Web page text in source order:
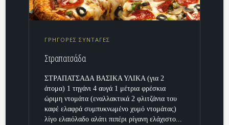
ΓΡΗΓΟΡΕΣ ΣΥΝΤΑΓΕΣ
Στραπατσάδα
ΣΤΡΑΠΑΤΣΑΔΑ ΒΑΣΙΚΑ ΥΛΙΚΑ (για 2
άτομα) 1 τηγάνι 4 αυγά 1 μέτρια φρέσκια
ώριμη ντομάτα (εναλλακτικά 2 φλιτζάνια του
καφέ ελαφρά συμπυκνωμένο χυμό ντομάτας)
λίγο ελαιόλαδο αλάτι πιπέρι ρίγανη ελάχιστο...